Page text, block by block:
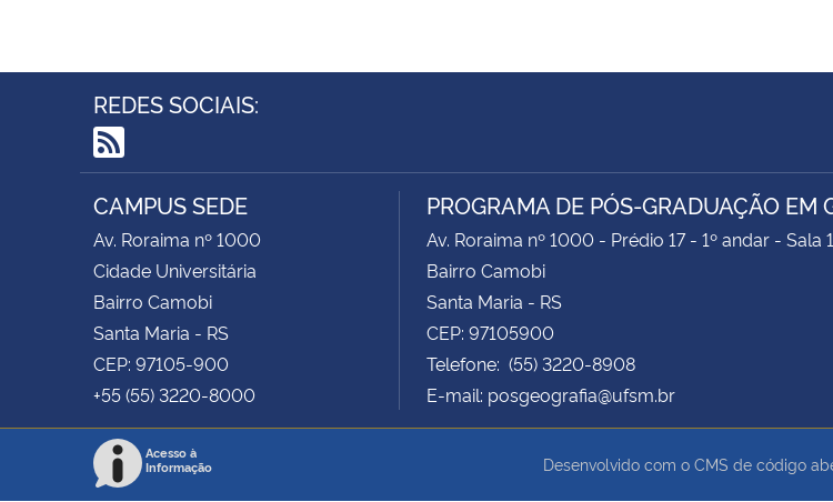
REDES SOCIAIS:
RSS
CAMPUS SEDE
Av. Roraima nº 1000
Cidade Universitária
Bairro Camobi
Santa Maria - RS
CEP: 97105-900
+55 (55) 3220-8000
PROGRAMA DE PÓS-GRADUAÇÃO EM
Av. Roraima nº 1000 - Prédio 17 - 1º andar - Sala
Bairro Camobi
Santa Maria - RS
CEP: 97105900
Telefone: (55) 3220-8908
E-mail: posgeografia@ufsm.br
Acesso à
Informação
Desenvolvido com o CMS de código